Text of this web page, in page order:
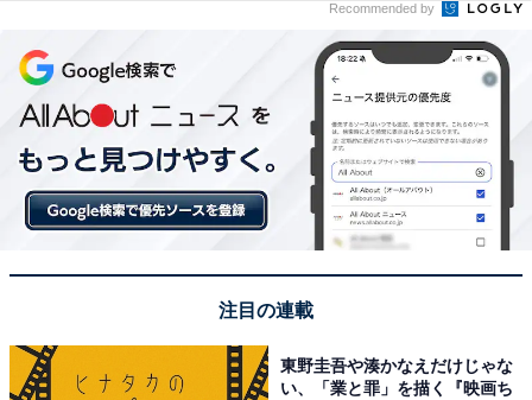
1位：木村一家／130票
Recommended by
注目の連載
東野圭吾や湊かなえだけじゃな
い、「業と罪」を描く『映画ち